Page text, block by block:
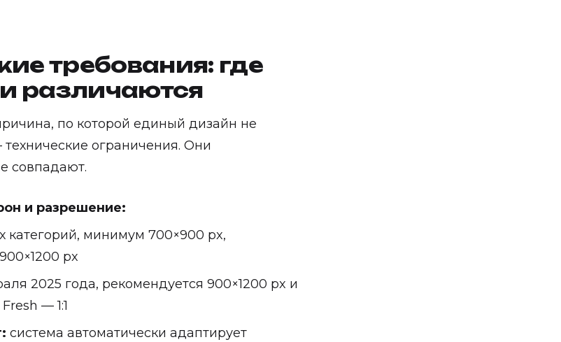
требования: где
различаются
по которой единый дизайн не
технические ограничения. Они
совпадают.
и разрешение:
категорий, минимум 700×900 px,
px
2025 года, рекомендуется 900×1200 px и
— 1:1
система автоматически адаптирует